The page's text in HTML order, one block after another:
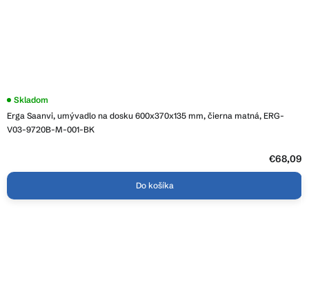
Erga Saanvi, umývadlo na dosku 600x370x135 mm, čierna matná, ERG-
V03-9720B-M-001-BK
Skladom
€68,09
Do košíka